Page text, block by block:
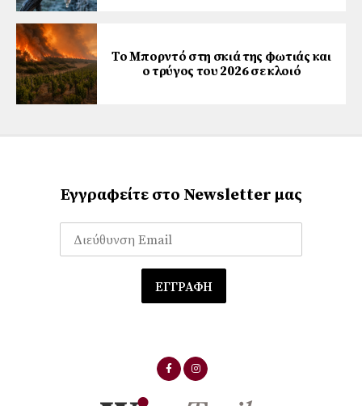
Το Μπορντό στη σκιά της φωτιάς και
ο τρύγος του 2026 σε κλοιό
Εγγραφείτε στο Newsletter μας